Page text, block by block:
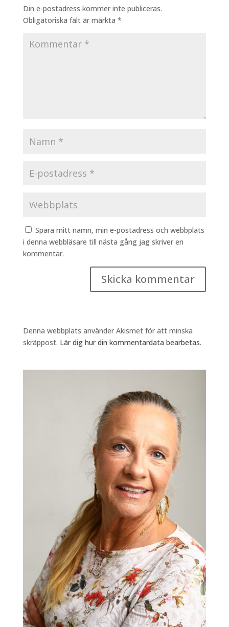
Din e-postadress kommer inte publiceras.
Obligatoriska fält är märkta *
Spara mitt namn, min e-postadress och webbplats
i denna webbläsare till nästa gång jag skriver en
kommentar.
Denna webbplats använder Akismet för att minska
skräppost. Lär dig hur din kommentardata bearbetas.